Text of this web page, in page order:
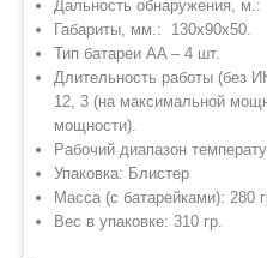
Дальность обнаружения,
Габариты, мм.: 130x90x50.
Тип батареи AA – 4 шт.
Длительность работы (без
12, 3 (на максимальной
мощности).
Рабочий диапазон
Упаковка: Блистер
Масса (с батарейками): 280
Вес в упаковке: 310 гр.